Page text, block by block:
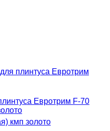
Евротрим F-70